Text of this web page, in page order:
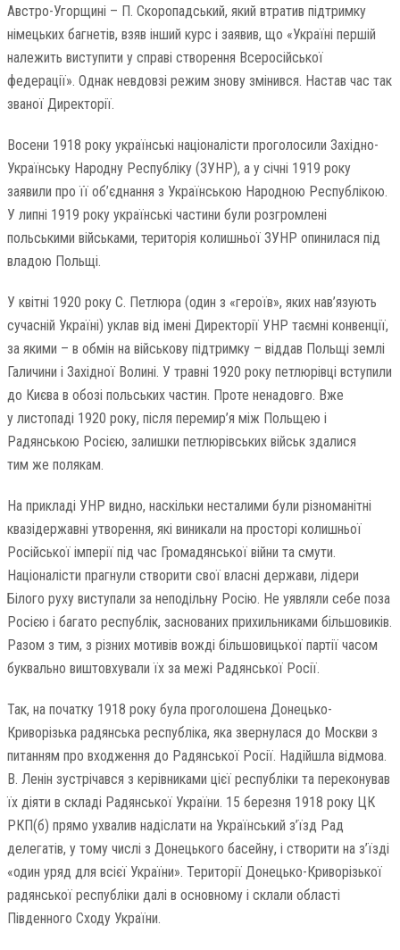
Австро-Угорщині – П. Скоропадський, який втратив підтримку
німецьких багнетів, взяв інший курс і заявив, що «Україні першій
належить виступити у справі створення Всеросійської
федерації». Однак невдовзі режим знову змінився. Настав час так
званої Директорії.
Восени 1918 року українські націоналісти проголосили Західно-
Українську Народну Республіку (ЗУНР), а у січні 1919 року
заявили про її об’єднання з Українською Народною Республікою.
У липні 1919 року українські частини були розгромлені
польськими військами, територія колишньої ЗУНР опинилася під
владою Польщі.
У квітні 1920 року С. Петлюра (один з «героїв», яких нав’язують
сучасній Україні) уклав від імені Директорії УНР таємні конвенції,
за якими – в обмін на військову підтримку – віддав Польщі землі
Галичини і Західної Волині. У травні 1920 року петлюрівці вступили
до Києва в обозі польських частин. Проте ненадовго. Вже
у листопаді 1920 року, після перемир’я між Польщею і
Радянською Росією, залишки петлюрівських військ здалися
тим же полякам.
На прикладі УНР видно, наскільки несталими були різноманітні
квазідержавні утворення, які виникали на просторі колишньої
Російської імперії під час Громадянської війни та смути.
Націоналісти прагнули створити свої власні держави, лідери
Білого руху виступали за неподільну Росію. Не уявляли себе поза
Росією і багато республік, заснованих прихильниками більшовиків.
Разом з тим, з різних мотивів вожді більшовицької партії часом
буквально виштовхували їх за межі Радянської Росії.
Так, на початку 1918 року була проголошена Донецько-
Криворізька радянська республіка, яка звернулася до Москви з
питанням про входження до Радянської Росії. Надійшла відмова.
В. Ленін зустрічався з керівниками цієї республіки та переконував
їх діяти в складі Радянської України. 15 березня 1918 року ЦК
РКП(б) прямо ухвалив надіслати на Український з’їзд Рад
делегатів, у тому числі з Донецького басейну, і створити на з’їзді
«один уряд для всієї України». Території Донецько-Криворізької
радянської республіки далі в основному і склали області
Південного Сходу України.